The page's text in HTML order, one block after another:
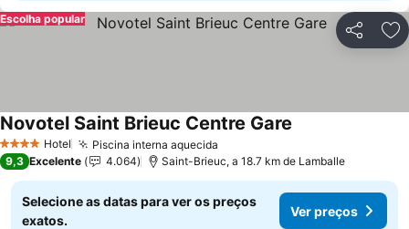
Partilhar
Escolha popular
4 EstrelasHotel Piscina interna aquecida
Novotel Saint Brieuc Centre Gare
9,3 Excelente 4.064 Saint-Brieuc, a 18.7 km de Lamballe
Selecione as datas para ver os preços
exatos.
Ver preços